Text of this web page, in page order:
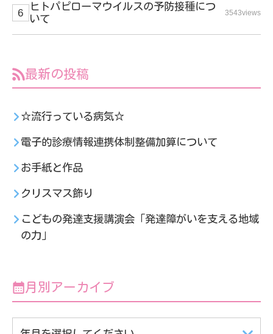
ヒトパピローマウイルスの予防接種につ
いて
3543views
最新の投稿
☆流行っている病気☆
電子的診療情報連携体制整備加算について
お手紙と作品
クリスマス飾り
こどもの発達支援講演会「発達障がいを支える地域
の力」
月別アーカイブ